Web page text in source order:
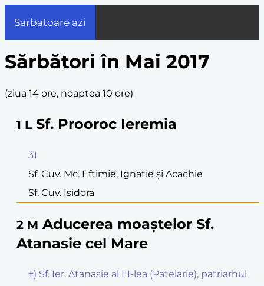
Sarbatoare azi
Sărbători în Mai 2017
(ziua 14 ore, noaptea 10 ore)
1 L Sf. Prooroc Ieremia
31
Sf. Cuv. Mc. Eftimie, Ignatie şi Acachie
Sf. Cuv. Isidora
2 M Aducerea moaştelor Sf.
Atanasie cel Mare
†) Sf. Ier. Atanasie al III-lea (Patelarie), patriarhul